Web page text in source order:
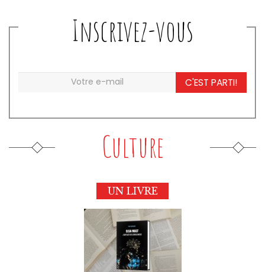
Inscrivez-vous
C'EST PARTI!
Culture
UN LIVRE